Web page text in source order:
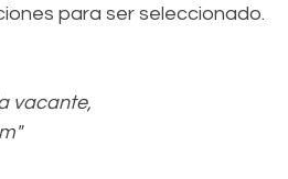
para ser seleccionado.
vacante,